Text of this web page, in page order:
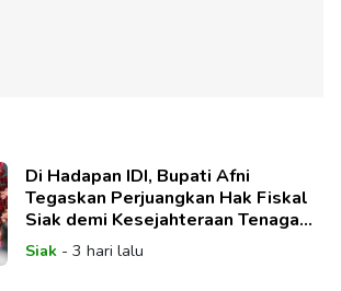
Di Hadapan IDI, Bupati Afni
Tegaskan Perjuangkan Hak Fiskal
Siak demi Kesejahteraan Tenaga
Medis
Siak- 3 hari lalu